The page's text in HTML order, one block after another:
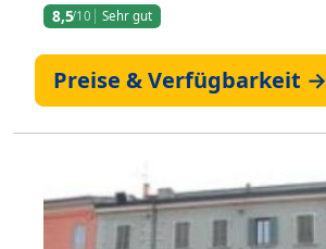
8,5/10 Sehr gut
Preise & Verfügbarkeit →